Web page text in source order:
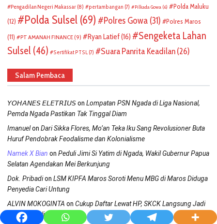
Pengadilan Negeri Makassar (8) pertambangan (7) Pilkada Gowa (6)
Polda Maluku
(12)
Polda Sulsel (69) Polres Gowa (31)
Polres Maros
(11)
PT AMANAH FINANCE(9) Ryan Latief(16)
Sengeketa Lahan
Sulsel (46) Sertifikat PTSL (7) Suara Panrita Keadilan(26)
Salam Pembaca
𝘠𝘖𝘏𝘈𝘕𝘌𝘚 𝘌𝘓𝘌𝘛𝘙𝘐𝘜𝘚on Lompatan PSN Ngada di Liga Nasional,
Pemda Ngada Pastikan Tak Tinggal Diam
Imanuelon Dari Sikka Flores, Mo’an Teka Iku Sang Revolusioner Buta
Huruf Pendobrak Feodalisme dan Kolonialisme
Namek X Bian on Peduli Jimi Si Yatim di Ngada, Wakil Gubernur Papua
Selatan Agendakan Mei Berkunjung
Dok. Pribadion LSM KIPFA Maros Soroti Menu MBG di Maros Diduga
Penyedia Cari Untung
ALVIN MOKOGINTA on Cukup Daftar Lewat HP, SKCK Langsung Jadi
di Polres Tolitoli